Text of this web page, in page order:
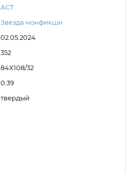
АСТ
Звезда нонфикшн
02.05.2024
352
84X108/32
0.39
твердый